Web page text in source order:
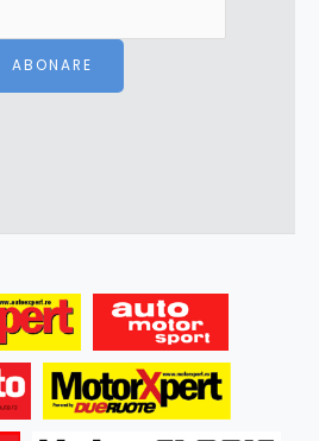
ABONARE